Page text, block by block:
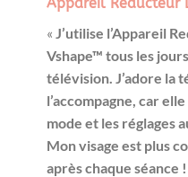
« J’utilise l’Appareil
Vshape™ tous les
télévision. J’adore la
l’accompagne, car
mode et les réglages
Mon visage est plus
après chaque séance !